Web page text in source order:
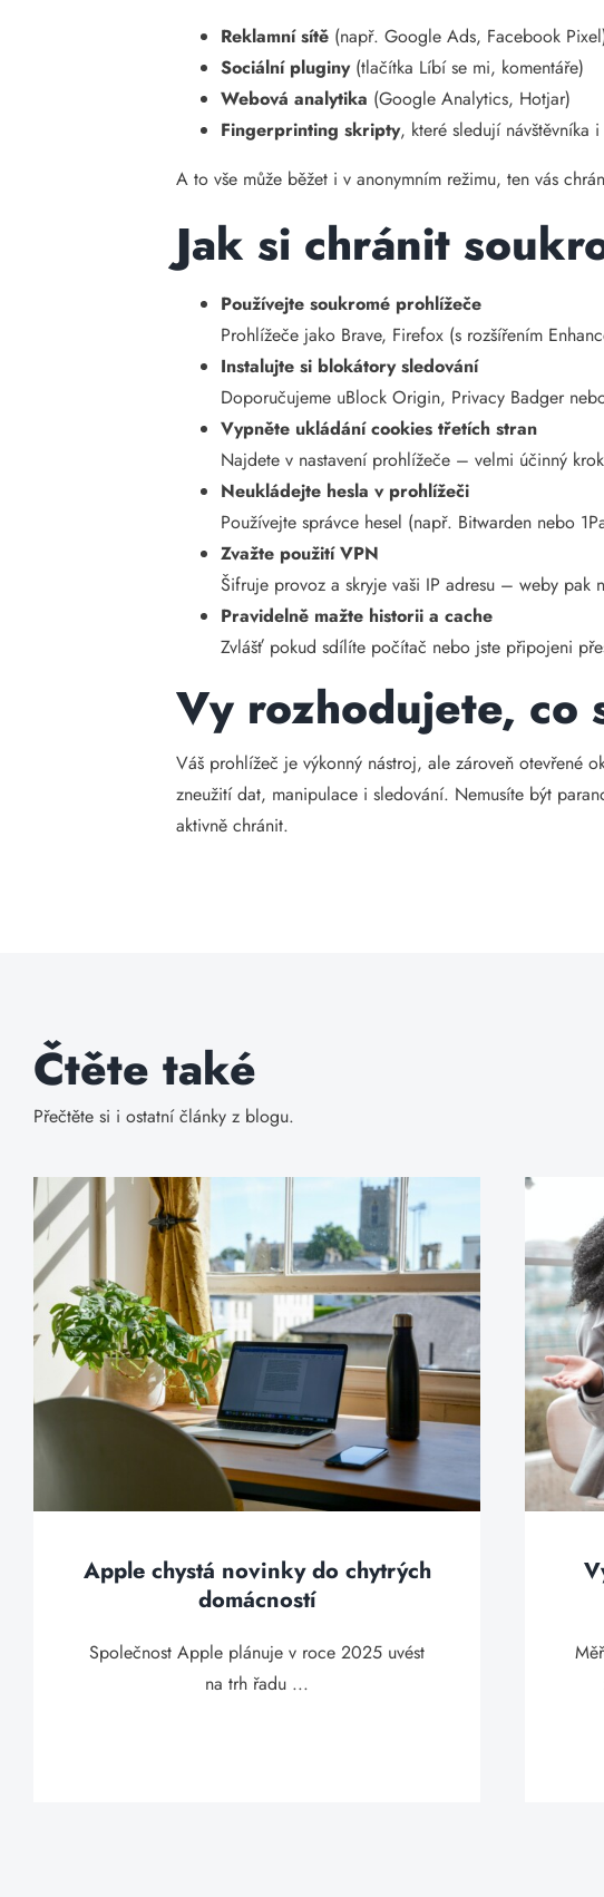
Reklamní sítě (např. Google Ads, Facebook
Sociální pluginy(tlačítka Líbí se mi, komentáře)
Webová analytika (Google Analytics, Hotjar)
Fingerprinting skripty, které sledují návštěvníka
A to vše může běžet i v anonymním režimu, ten vás
Jak si chránit
Používejte soukromé prohlížeče
Prohlížeče jako Brave, Firefox (s rozšířením
Instalujte si blokátory sledování
Doporučujeme uBlock Origin, Privacy Badger
Vypněte ukládání cookies třetích stran
Najdete v nastavení prohlížeče – velmi účinný
Neukládejte hesla v prohlížeči
Používejte správce hesel (např. Bitwarden nebo
Zvažte použití VPN
Šifruje provoz a skryje vaši IP adresu – weby pak
Pravidelně mažte historii a cache
Zvlášť pokud sdílíte počítač nebo jste připojeni
Vy rozhodujete, co
Váš prohlížeč je výkonný nástroj, ale zároveň otevřené
zneužití dat, manipulace i sledování. Nemusíte být
aktivně chránit.
Čtěte také
Přečtěte si i ostatní články z blogu.
Apple chystá novinky do chytrých
domácností
Společnost Apple plánuje v roce 2025 uvést
na trh řadu ...